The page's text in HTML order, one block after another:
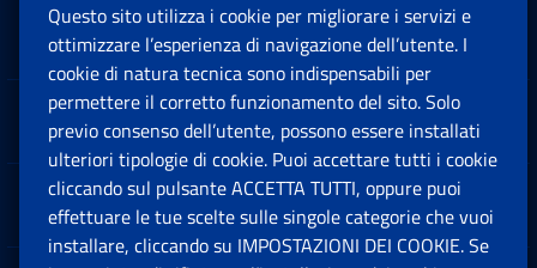
Sedi e Contatti
Software
Note Legali
Questo sito utilizza i cookie per migliorare i servizi e
ottimizzare l’esperienza di navigazione dell’utente. I
cookie di natura tecnica sono indispensabili per
permettere il corretto funzionamento del sito. Solo
previo consenso dell’utente, possono essere installati
ulteriori tipologie di cookie. Puoi accettare tutti i cookie
cliccando sul pulsante ACCETTA TUTTI, oppure puoi
effettuare le tue scelte sulle singole categorie che vuoi
installare, cliccando su IMPOSTAZIONI DEI COOKIE. Se